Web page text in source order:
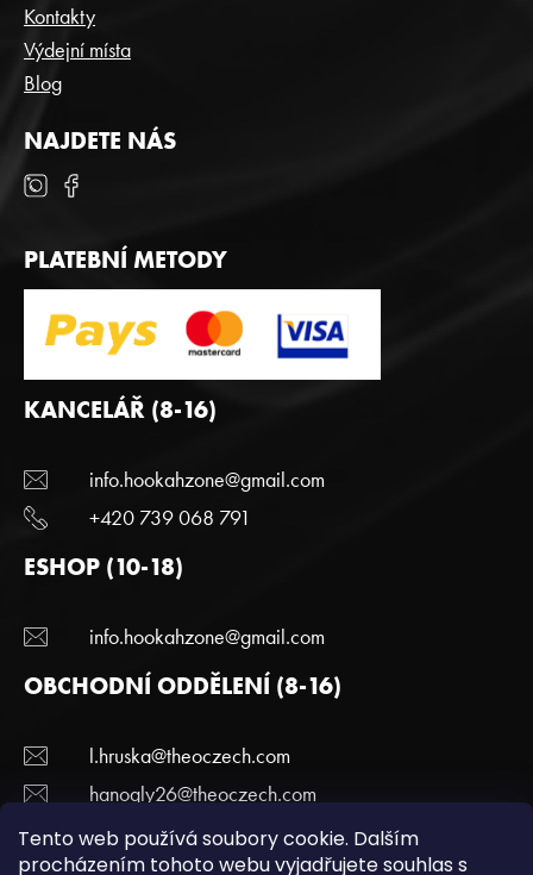
Tento web používá soubory cookie. Dalším
procházením tohoto webu vyjadřujete souhlas s
Kontakty
Výdejní místa
Blog
NAJDETE NÁS
PLATEBNÍ METODY
KANCELÁŘ (8-16)
info.hookahzone@gmail.com
+420 739 068 791
ESHOP (10-18)
info.hookahzone@gmail.com
OBCHODNÍ ODDĚLENÍ (8-16)
l.hruska@theoczech.com
hanogly26@theoczech.com
+420 774 395 836